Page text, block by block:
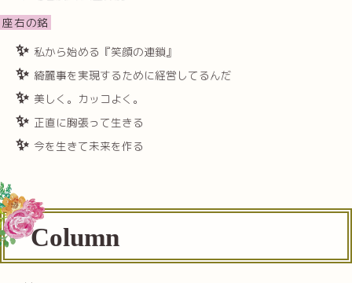
座右の銘
私から始める『笑顔の連鎖』
綺麗事を実現するために経営してるんだ
美しく。カッコよく。
正直に胸張って生きる
今を生きて未来を作る
Column